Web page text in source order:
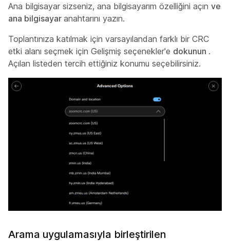
Ana bilgisayar sizseniz, ana bilgisayarım özelliğini açın ve
ana bilgisayar anahtarını yazın.
Toplantınıza katılmak için varsayılandan farklı bir CRC
etki alanı seçmek için Gelişmiş seçenekler'e dokunun .
Açılan listeden tercih ettiğiniz konumu seçebilirsiniz.
Arama uygulamasıyla birleştirilen